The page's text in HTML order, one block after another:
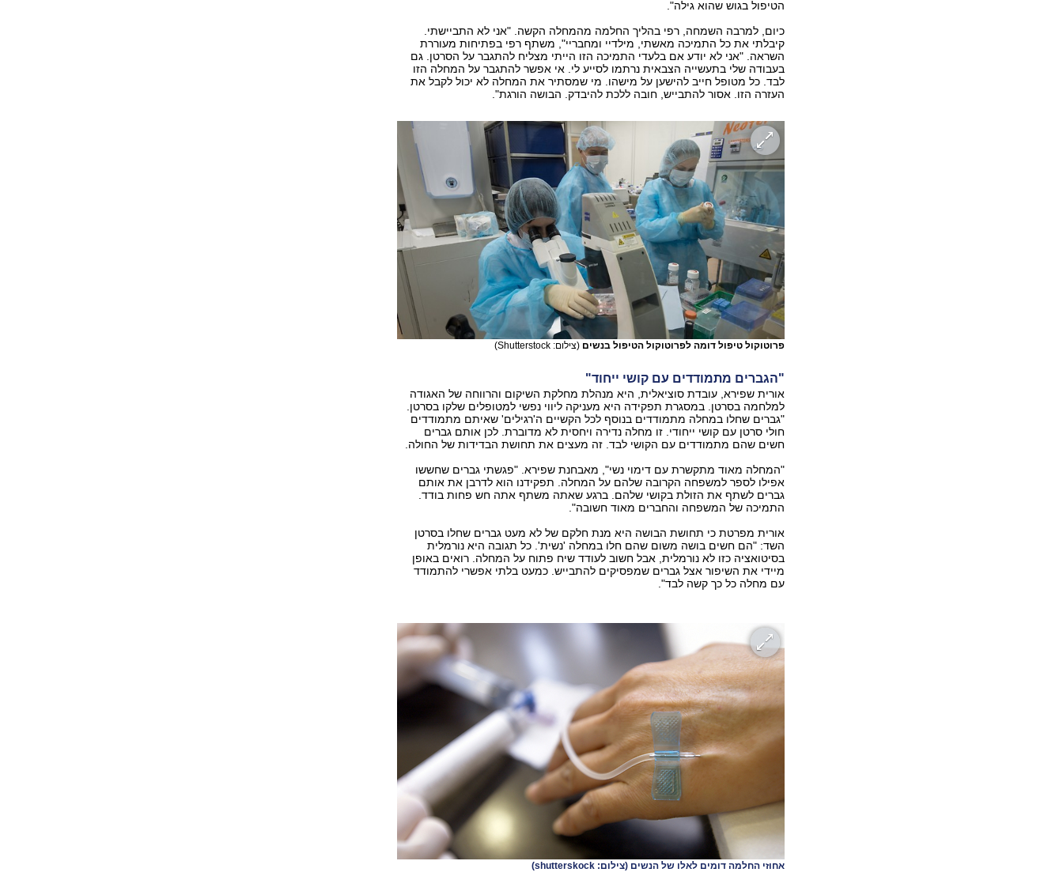
הטיפול בגוש שהוא גילה".
כיום, למרבה השמחה, רפי בהליך החלמה מהמחלה הקשה. "אני לא התביישתי.
קיבלתי את כל התמיכה מאשתי, מילדיי ומחבריי", משתף רפי בפתיחות מעוררת
השראה. "אני לא יודע אם בלעדי התמיכה הזו הייתי מצליח להתגבר על הסרטן. גם
בעבודה שלי בתעשייה הצבאית נרתמו לסייע לי. אי אפשר להתגבר על המחלה הזו
לבד. כל מטופל חייב להישען על מישהו. מי שמסתיר את המחלה לא יכול לקבל את
העזרה הזו. אסור להתבייש, חובה ללכת להיבדק. הבושה הורגת".
פרוטוקול טיפול דומה לפרוטוקול הטיפול בנשים (צילום: Shutterstock)
"הגברים מתמודדים עם קושי ייחוד"
אורית שפירא, עובדת סוציאלית, היא מנהלת מחלקת השיקום והרווחה של האגודה
למלחמה בסרטן. במסגרת תפקידה היא מעניקה ליווי נפשי למטופלים שלקו בסרטן.
"גברים שחלו במחלה מתמודדים בנוסף לכל הקשיים ה'רגילים' שאיתם מתמודדים
חולי סרטן עם קושי ייחודי. זו מחלה נדירה ויחסית לא מדוברת. לכן אותם גברים
חשים שהם מתמודדים עם הקושי לבד. זה מעצים את תחושת הבדידות של החולה.
"המחלה מאוד מתקשרת עם דימוי נשי", מאבחנת שפירא. "פגשתי גברים שחששו
אפילו לספר למשפחה הקרובה שלהם על המחלה. תפקידנו הוא לדרבן את אותם
גברים לשתף את הזולת בקושי שלהם. ברגע שאתה משתף אתה חש פחות בודד.
התמיכה של המשפחה והחברים מאוד חשובה".
אורית מפרטת כי תחושת הבושה היא מנת חלקם של לא מעט גברים שחלו בסרטן
השד: "הם חשים בושה משום שהם חלו במחלה 'נשית'. כל תגובה היא נורמלית
בסיטואציה כזו לא נורמלית, אבל חשוב לעודד שיח פתוח על המחלה. רואים באופן
מיידי את השיפור אצל גברים שמפסיקים להתבייש. כמעט בלתי אפשרי להתמודד
עם מחלה כל כך קשה לבד".
אחוזי החלמה דומים לאלו של הנשים (צילום: shutterskock)